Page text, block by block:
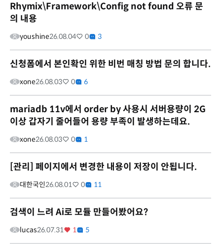
Rhymix\Framework\Config not found 오류 문
의 내용
youshine26.08.04 0 3
신청폼에서 본인확인 위한 비번 매칭 방법 문의 합니다.
xone26.08.03 0 6
mariadb 11v에서 order by 사용시 서버용량이 2G
이상 갑자기 줄어들어 용량 부족이 발생하는데요.
xone26.08.03 0 1
[관리] 페이지에서 변경한 내용이 저장이 안됩니다.
대한국인26.08.01 0 11
검색이 느려 Ai로 모듈 만들어봤어요?
lucas26.07.31 1 5